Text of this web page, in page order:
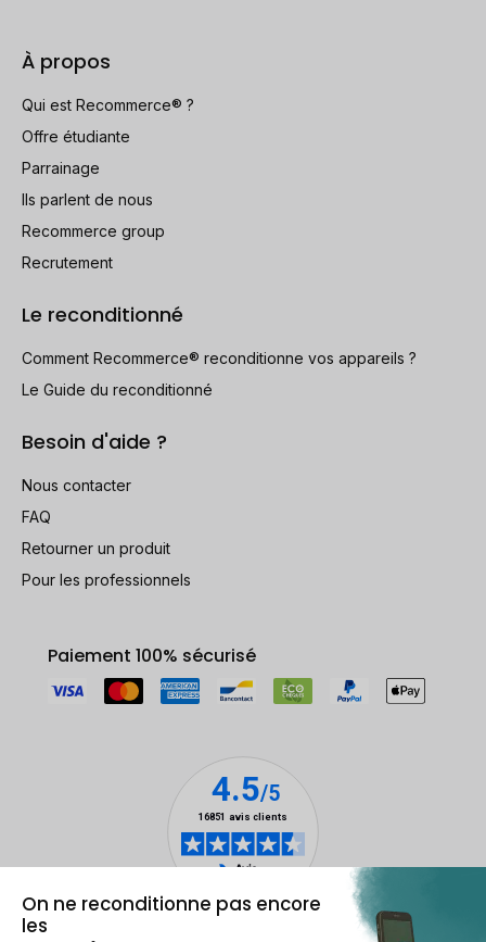
À propos
Qui est Recommerce® ?
Offre étudiante
Parrainage
Ils parlent de nous
Recommerce group
Recrutement
Le reconditionné
Comment Recommerce® reconditionne vos appareils ?
Le Guide du reconditionné
Besoin d'aide ?
Nous contacter
FAQ
Retourner un produit
Pour les professionnels
Paiement 100% sécurisé